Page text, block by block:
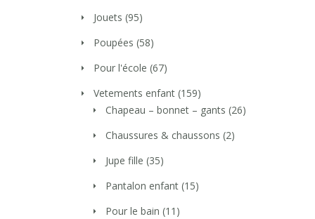
Jouets (95)
Poupées (58)
Pour l'école (67)
Vetements enfant (159)
Chapeau – bonnet – gants (26)
Chaussures & chaussons (2)
Jupe fille (35)
Pantalon enfant (15)
Pour le bain (11)